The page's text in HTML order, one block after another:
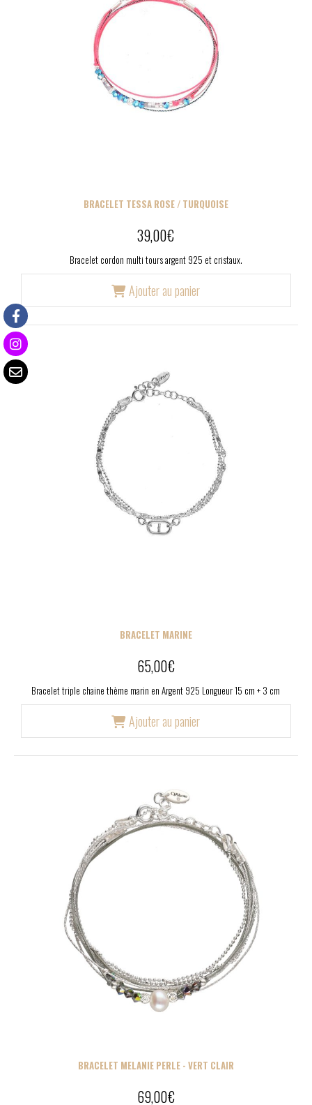
BRACELET TESSA ROSE / TURQUOISE
39,00€
Bracelet cordon multi tours argent 925 et cristaux.
Ajouter au panier
BRACELET MARINE
65,00€
Bracelet triple chaine thème marin en Argent 925 Longueur 15 cm + 3 cm
Ajouter au panier
BRACELET MELANIE PERLE - VERT CLAIR
69,00€